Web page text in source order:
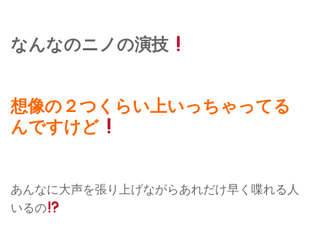
なんなのニノの演技
想像の２つくらい上いっちゃってる
んですけど
あんなに大声を張り上げながらあれだけ早く喋れる人
いるの